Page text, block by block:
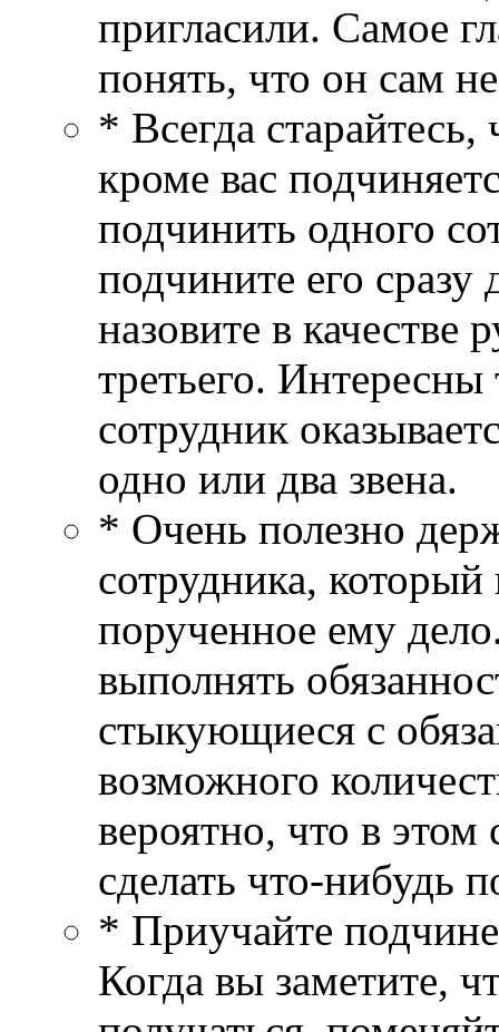
пригласили. Самое
понять, что он сам
* Всегда
кроме вас
подчинить одного
подчините его
назовите в качестве
третьего.
сотрудник
одно или два звена.
* Очень полезно
сотрудника,
порученное ему
выполнять
стыкующиеся с
возможного
вероятно, что в
сделать что-нибудь
* Приучайте
Когда вы заметите,